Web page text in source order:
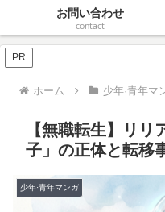
お問い合わせ
contact
PR
ホーム 少年·青年マ
【無職転生】リ
子」の正体と転移
少年·青年マンガ